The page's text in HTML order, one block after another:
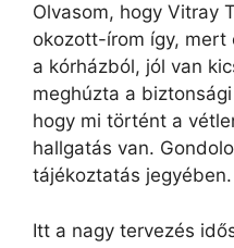
Olvasom, hogy Vitray
okozott-írom így,
a kórházból, jól van
meghúzta a
hogy mi történt a
hallgatás van.
tájékoztatás jegyében.
Itt a nagy tervezés